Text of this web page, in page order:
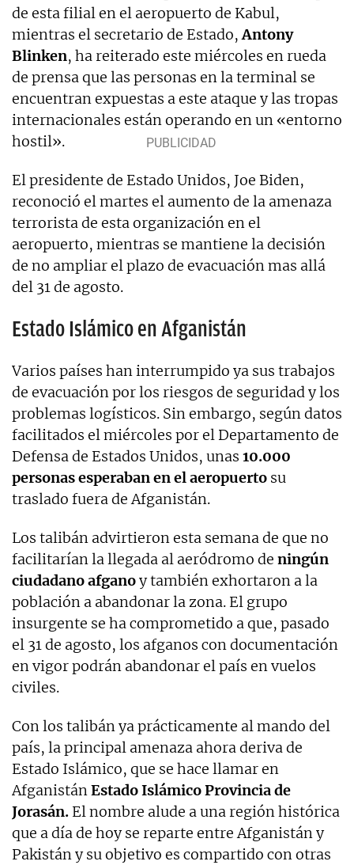
de esta filial en el aeropuerto de Kabul,
mientras el secretario de Estado,Antony
Blinken, ha reiterado este miércoles en rueda
de prensa que las personas en la terminal se
encuentran expuestas a este ataque y las tropas
internacionales están operando en un «entorno
hostil».
El presidente de Estado Unidos, Joe Biden,
reconoció el martes el aumento de la amenaza
terrorista de esta organización en el
aeropuerto, mientras se mantiene la decisión
de no ampliar el plazo de evacuación mas allá
del 31 de agosto.
Estado Islámico en Afganistán
Varios países han interrumpido ya sus trabajos
de evacuación por los riesgos de seguridad y los
problemas logísticos. Sin embargo, según datos
facilitados el miércoles por el Departamento de
Defensa de Estados Unidos, unas 10.000
personas esperaban en el aeropuerto su
traslado fuera de Afganistán.
Los talibán advirtieron esta semana de que no
facilitarían la llegada al aeródromo de ningún
ciudadano afganoy también exhortaron a la
población a abandonar la zona. El grupo
insurgente se ha comprometido a que, pasado
el 31 de agosto, los afganos con documentación
en vigor podrán abandonar el país en vuelos
civiles.
Con los talibán ya prácticamente al mando del
país, la principal amenaza ahora deriva de
Estado Islámico, que se hace llamar en
AfganistánEstado Islámico Provincia de
Jorasán. El nombre alude a una región histórica
que a día de hoy se reparte entre Afganistán y
Pakistán y su objetivo es compartido con otras